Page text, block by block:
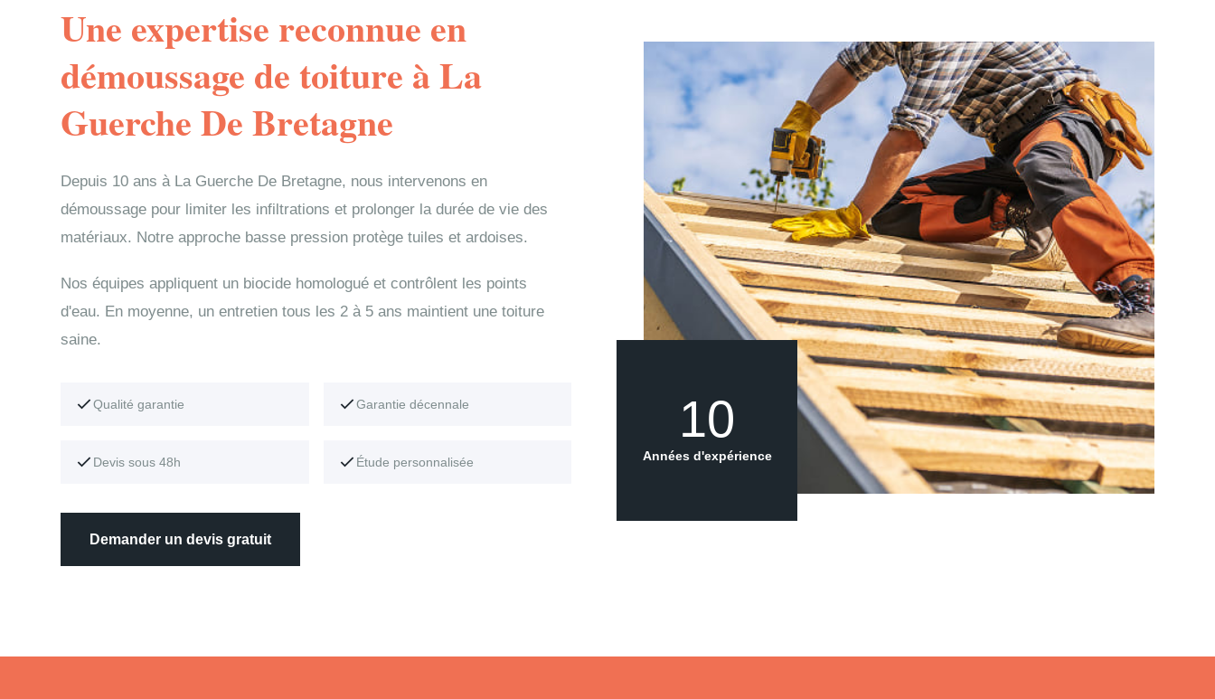
Une expertise reconnue en
démoussage de toiture à La
Guerche De Bretagne
Depuis 10 ans à La Guerche De Bretagne, nous intervenons en
démoussage pour limiter les infiltrations et prolonger la durée de vie des
matériaux. Notre approche basse pression protège tuiles et ardoises.
Nos équipes appliquent un biocide homologué et contrôlent les points
d'eau. En moyenne, un entretien tous les 2 à 5 ans maintient une toiture
saine.
Qualité garantie Garantie décennale
Devis sous 48h Étude personnalisée
Demander un devis gratuit
10
Années d'expérience